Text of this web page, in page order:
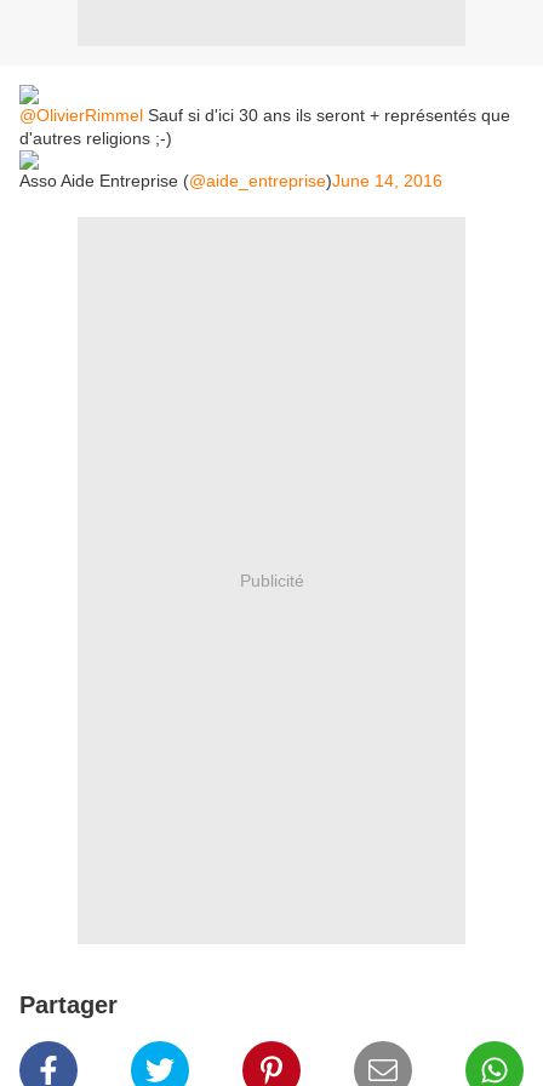
@OlivierRimmel Sauf si d'ici 30 ans ils seront + représentés que
d'autres religions ;-)
Asso Aide Entreprise (@aide_entreprise)June 14, 2016
Publicité
Partager